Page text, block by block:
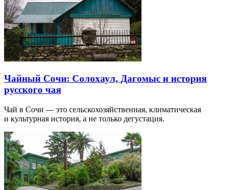
Чайный Сочи: Солохаул, Дагомыс и история
русского чая
Чай в Сочи — это сельскохозяйственная, климатическая
и культурная история, а не только дегустация.